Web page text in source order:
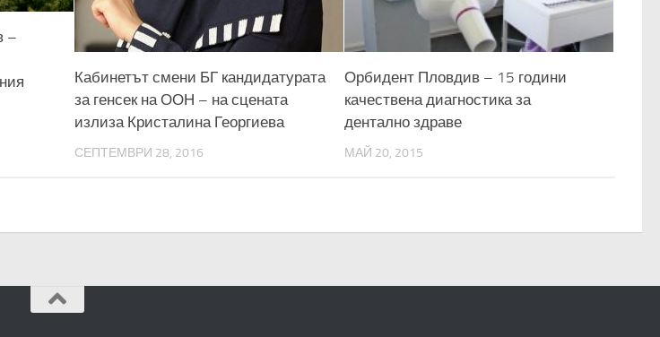
–
Кабинетът смени БГ кандидатурата
за генсек на ООН – на сцената
излиза Кристалина Георгиева
СЕПТЕМВРИ 28, 2016
Орбидент Пловдив – 15 години
качествена диагностика за
дентално здраве
МАЙ 20, 2015